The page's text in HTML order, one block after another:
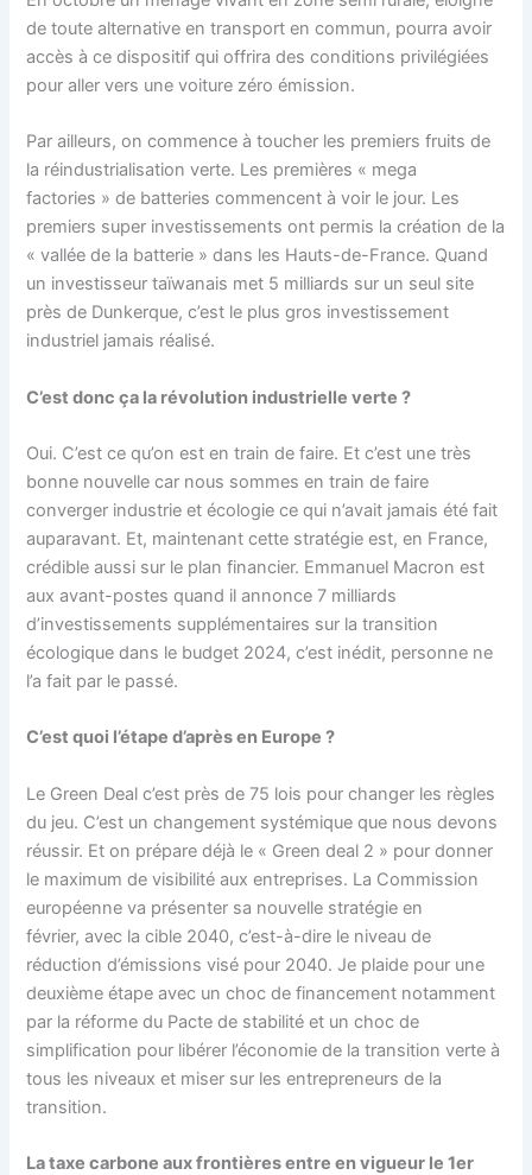
de toute alternative en transport en commun, pourra avoir
accès à ce dispositif qui offrira des conditions privilégiées
pour aller vers une voiture zéro émission.
Par ailleurs, on commence à toucher les premiers fruits de
la réindustrialisation verte. Les premières « mega
factories » de batteries commencent à voir le jour. Les
premiers super investissements ont permis la création de la
« vallée de la batterie » dans les Hauts-de-France. Quand
un investisseur taïwanais met 5 milliards sur un seul site
près de Dunkerque, c’est le plus gros investissement
industriel jamais réalisé.
C’est donc ça la révolution industrielle verte ?
Oui. C’est ce qu’on est en train de faire. Et c’est une très
bonne nouvelle car nous sommes en train de faire
converger industrie et écologie ce qui n’avait jamais été fait
auparavant. Et, maintenant cette stratégie est, en France,
crédible aussi sur le plan financier. Emmanuel Macron est
aux avant-postes quand il annonce 7 milliards
d’investissements supplémentaires sur la transition
écologique dans le budget 2024, c’est inédit, personne ne
l’a fait par le passé.
C’est quoi l’étape d’après en Europe ?
Le Green Deal c’est près de 75 lois pour changer les règles
du jeu. C’est un changement systémique que nous devons
réussir. Et on prépare déjà le « Green deal 2 » pour donner
le maximum de visibilité aux entreprises. La Commission
européenne va présenter sa nouvelle stratégie en
février, avec la cible 2040, c’est-à-dire le niveau de
réduction d’émissions visé pour 2040. Je plaide pour une
deuxième étape avec un choc de financement notamment
par la réforme du Pacte de stabilité et un choc de
simplification pour libérer l’économie de la transition verte à
tous les niveaux et miser sur les entrepreneurs de la
transition.
La taxe carbone aux frontières entre en vigueur le 1er